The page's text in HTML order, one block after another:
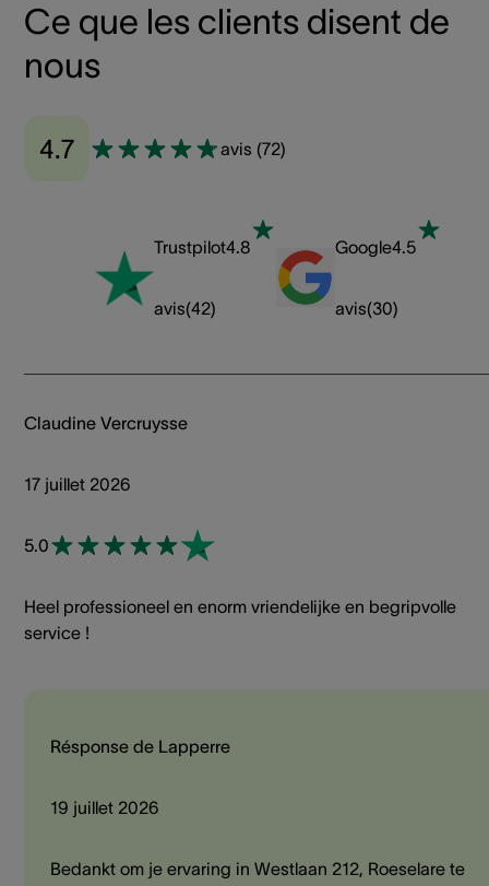
Ce que les clients disent de
nous
4.7 avis (72)
Trustpilot4.8
avis(42)
Google4.5
avis(30)
Claudine Vercruysse
17 juillet 2026
5.0
Heel professioneel en enorm vriendelijke en begripvolle
service !
Résponse de Lapperre
19 juillet 2026
Bedankt om je ervaring in Westlaan 212, Roeselare te